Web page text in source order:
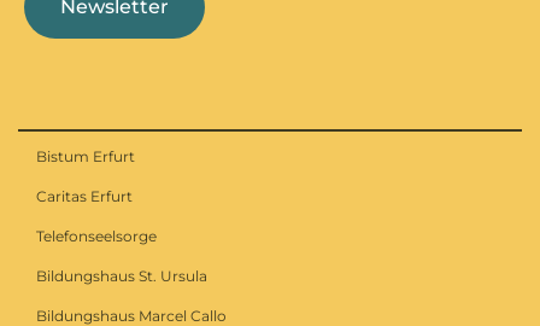
Newsletter
Bistum Erfurt
Caritas Erfurt
Telefonseelsorge
Bildungshaus St. Ursula
Bildungshaus Marcel Callo